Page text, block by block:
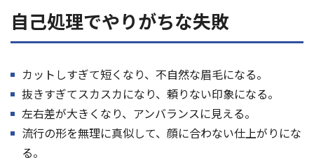
自己処理でやりがちな失敗
カットしすぎて短くなり、不自然な眉毛になる。
抜きすぎてスカスカになり、頼りない印象になる。
左右差が大きくなり、アンバランスに見える。
流行の形を無理に真似して、顔に合わない仕上がりにな
る。